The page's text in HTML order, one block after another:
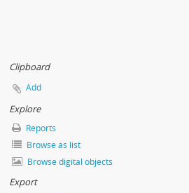
Clipboard
Add
Explore
Reports
Browse as list
Browse digital objects
Export